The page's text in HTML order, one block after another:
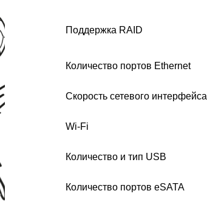
Поддержка RAID
Количество портов Ethernet
Скорость сетевого интерфейса
Wi-Fi
Количество и тип USB
Количество портов eSATA